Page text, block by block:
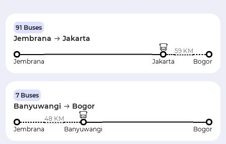
91 Buses
Jembrana Jakarta
Jembrana Jakarta
59 KM
Bogor
7 Buses
Banyuwangi Bogor
Jembrana
48 KM
Banyuwangi
Bogor